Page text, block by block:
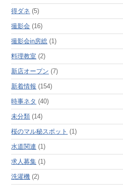
得ダネ (5)
撮影会 (16)
撮影会in房総 (1)
料理教室 (2)
新店オープン (7)
新着情報 (154)
時事ネタ (40)
未分類 (14)
桜のマル秘スポット (1)
水道関連 (1)
求人募集 (1)
洗濯機 (2)